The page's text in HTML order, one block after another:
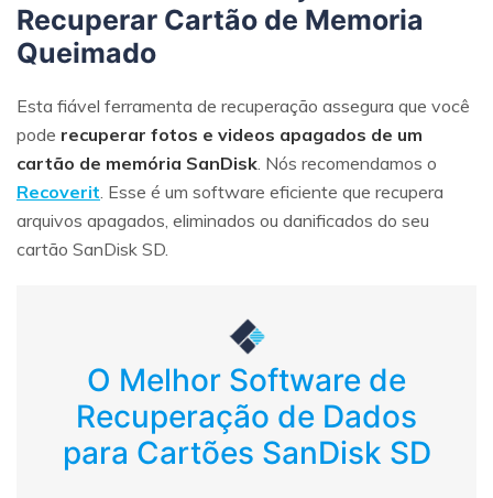
Recuperar Cartão de Memoria
Queimado
Esta fiável ferramenta de recuperação assegura que você
pode recuperar fotos e videos apagados de um
cartão de memória SanDisk . Nós recomendamos o
Recoverit . Esse é um software eficiente que recupera
arquivos apagados, eliminados ou danificados do seu
cartão SanDisk SD.
O Melhor Software de
Recuperação de Dados
para Cartões SanDisk SD